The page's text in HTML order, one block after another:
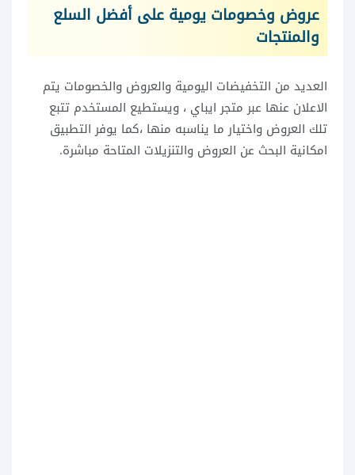
عروض وخصومات يومية على أفضل السلع
والمنتجات
العديد من التخفيضات اليومية والعروض والخصومات يتم
الاعلان عنها عبر متجر ايباي ، ويستطيع المستخدم تتبع
تلك العروض واختيار ما يناسبه منها ،كما يوفر التطبيق
امكانية البحث عن العروض والتنزيلات المتاحة مباشرة.